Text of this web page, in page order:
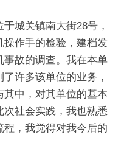
城关镇南大街28号，
操作手的检验，建档发
事故的调查。我在本单
许多该单位的业务，
中，对其单位的基本
社会实践，我也熟悉
，我觉得对我今后的